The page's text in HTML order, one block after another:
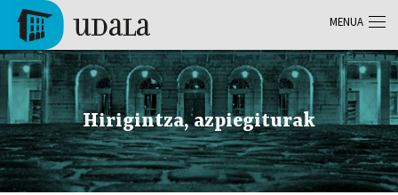
Skip to main content
Tolosa
Hirigintza, azpiegiturak
MENUA